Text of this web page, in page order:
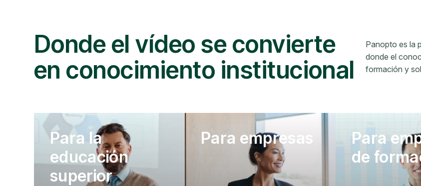
Donde el vídeo se convierte
en conocimiento institucional
Panopto es la
donde el
formación y
Para la
educación
superior
Para empresas
Para
de